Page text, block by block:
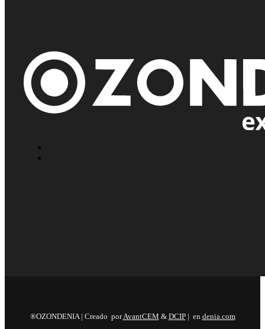
®OZONDENIA | Creado porAvantCEM & DCIP| en denia.com